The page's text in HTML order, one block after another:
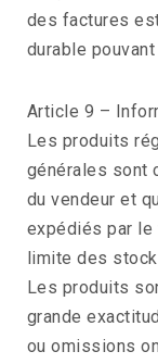
des factures
durable
Article 9 –
Les produits
générales sont
du vendeur et
expédiés par le
limite des
Les produits
grande
ou omissions